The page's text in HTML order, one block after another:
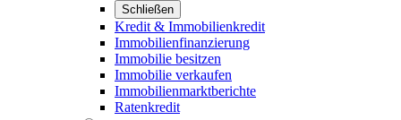
Schließen
Kredit & Immobilienkredit
Immobilienfinanzierung
Immobilie besitzen
Immobilie verkaufen
Immobilienmarktberichte
Ratenkredit